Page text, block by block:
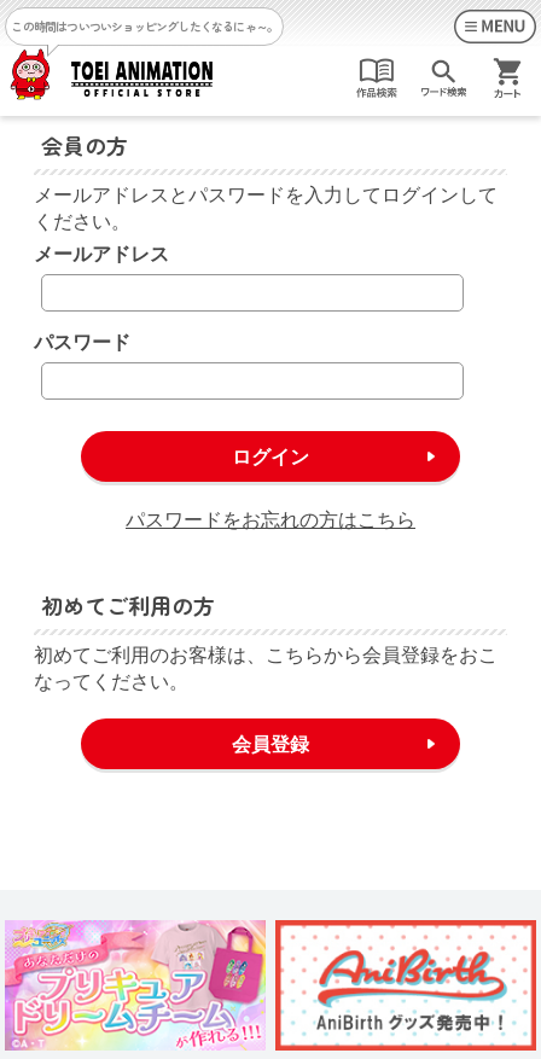
この時間はついついショッピングしたくなるにゃ～。
会員の方
メールアドレスとパスワードを入力してログインして
ください。
メールアドレス
パスワード
パスワードをお忘れの方はこちら
初めてご利用の方
初めてご利用のお客様は、こちらから会員登録をおこ
なってください。